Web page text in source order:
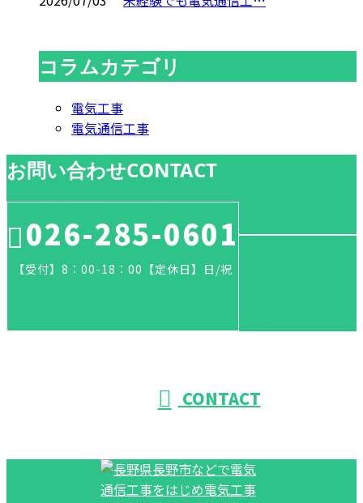
コラムカテゴリ
電気工事
電気通信工事
お問い合わせCONTACT
026-285-0601
【受付】8：00-18：00【定休日】日/祝
CONTACT